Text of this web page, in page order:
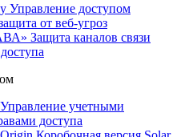
Управление доступом
от веб-угроз
Защита каналов связи
Управление учетными
доступа